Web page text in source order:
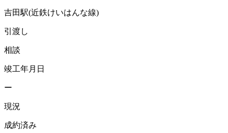
吉田駅(近鉄けいはんな線)
引渡し
相談
竣工年月日
ー
現況
成約済み